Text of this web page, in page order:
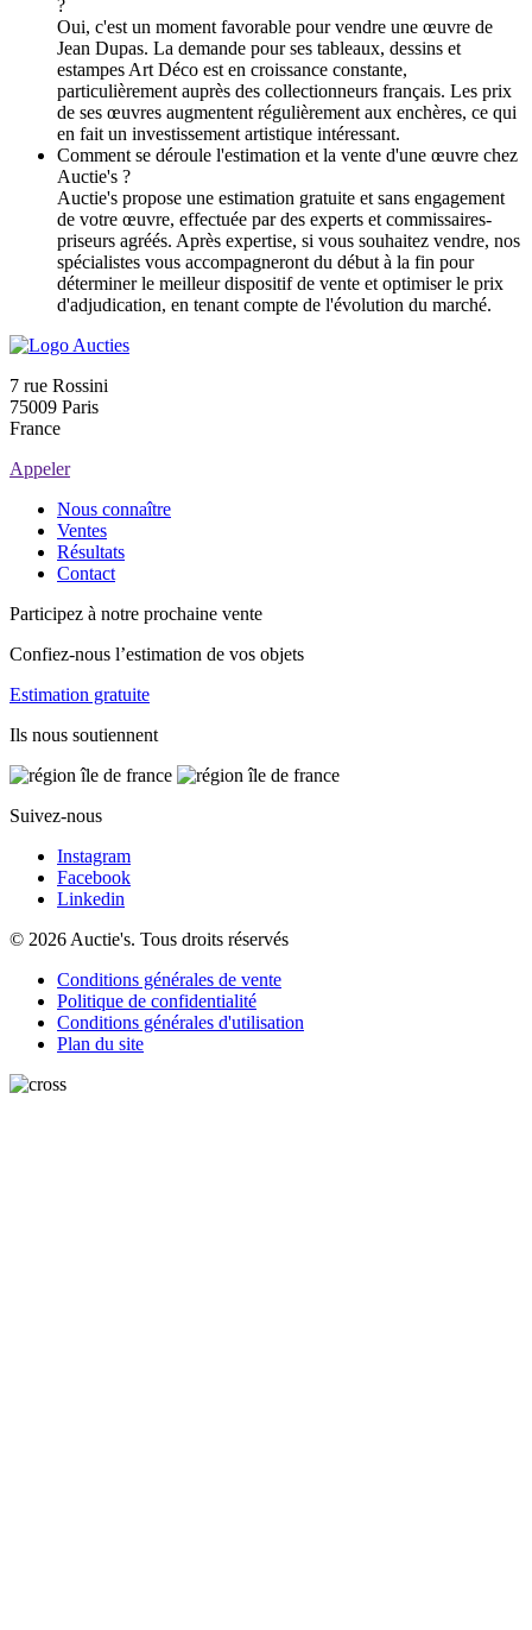
?
Oui, c'est un moment favorable pour vendre une œuvre de
Jean Dupas. La demande pour ses tableaux, dessins et
estampes Art Déco est en croissance constante,
particulièrement auprès des collectionneurs français. Les prix
de ses œuvres augmentent régulièrement aux enchères, ce qui
en fait un investissement artistique intéressant.
Comment se déroule l'estimation et la vente d'une œuvre chez
Auctie's ?
Auctie's propose une estimation gratuite et sans engagement
de votre œuvre, effectuée par des experts et commissaires-
priseurs agréés. Après expertise, si vous souhaitez vendre, nos
spécialistes vous accompagneront du début à la fin pour
déterminer le meilleur dispositif de vente et optimiser le prix
d'adjudication, en tenant compte de l'évolution du marché.
7 rue Rossini
75009 Paris
France
Appeler
Nous connaître
Ventes
Résultats
Contact
Participez à notre prochaine vente
Confiez-nous l’estimation de vos objets
Estimation gratuite
Ils nous soutiennent
Suivez-nous
Instagram
Facebook
Linkedin
© 2026 Auctie's. Tous droits réservés
Conditions générales de vente
Politique de confidentialité
Conditions générales d'utilisation
Plan du site